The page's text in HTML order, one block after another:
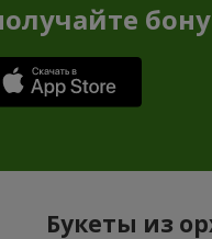
Букеты из